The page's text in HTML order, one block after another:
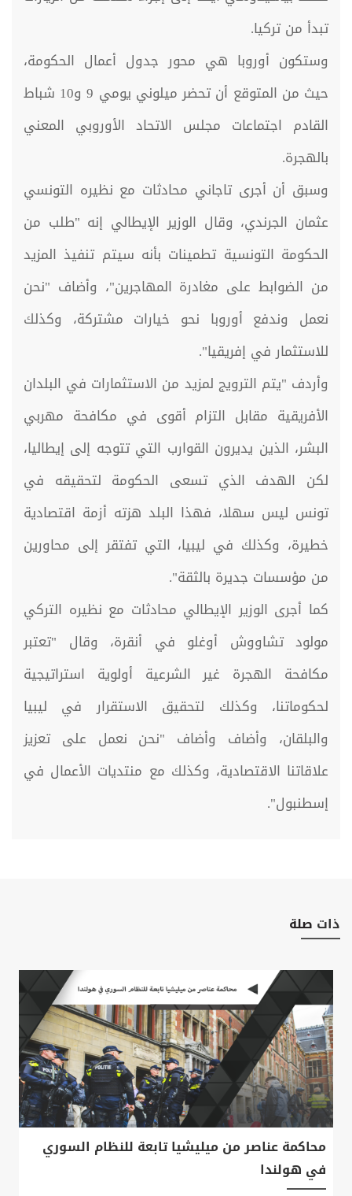
تبدأ من تركيا.
وستكون أوروبا هي محور جدول أعمال الحكومة،
حيث من المتوقع أن تحضر ميلوني يومي 9 و10 شباط
القادم اجتماعات مجلس الاتحاد الأوروبي المعني
بالهجرة.
وسبق أن أجرى تاجاني محادثات مع نظيره التونسي
عثمان الجرندي، وقال الوزير الإيطالي إنه "طلب من
الحكومة التونسية تطمينات بأنه سيتم تنفيذ المزيد
من الضوابط على مغادرة المهاجرين"، وأضاف "نحن
نعمل وندفع أوروبا نحو خيارات مشتركة، وكذلك
للاستثمار في إفريقيا".
وأردف "يتم الترويج لمزيد من الاستثمارات في البلدان
الأفريقية مقابل التزام أقوى في مكافحة مهربي
البشر، الذين يديرون القوارب التي تتوجه إلى إيطاليا،
لكن الهدف الذي تسعى الحكومة لتحقيقه في
تونس ليس سهلا، فهذا البلد هزته أزمة اقتصادية
خطيرة، وكذلك في ليبيا، التي تفتقر إلى محاورين
من مؤسسات جديرة بالثقة".
كما أجرى الوزير الإيطالي محادثات مع نظيره التركي
مولود تشاووش أوغلو في أنقرة، وقال "تعتبر
مكافحة الهجرة غير الشرعية أولوية استراتيجية
لحكوماتنا، وكذلك لتحقيق الاستقرار في ليبيا
والبلقان، وأضاف وأضاف "نحن نعمل على تعزيز
علاقاتنا الاقتصادية، وكذلك مع منتديات الأعمال في
إسطنبول".
ذات صلة
محاكمة عناصر من ميليشيا تابعة للنظام السوري
في هولندا